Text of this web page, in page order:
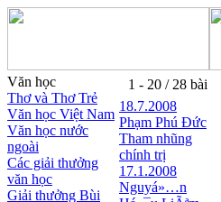
Văn học
Thơ và Thơ Trẻ
Văn học Việt Nam
Văn học nước
ngoài
Các giải thưởng
văn học
Giải thưởng Bùi
1 - 20 / 28 bài
18.7.2008
Phạm Phú Ðức
Tham nhũng
chính trị
17.1.2008
Nguyá»…n